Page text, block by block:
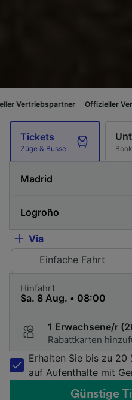
Offizieller
Tickets
Züge & Busse
Via
Einfache Fahrt
Hinfahrt
1 Erwachsene/r
Rabattkarten
Erhalten Sie bis zu 20
auf Aufenthalte mit
Günstige